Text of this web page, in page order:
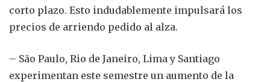
corto plazo. Esto indudablemente impulsará los
precios de arriendo pedido al alza.
– São Paulo, Rio de Janeiro, Lima y Santiago
experimentan este semestre un aumento de la